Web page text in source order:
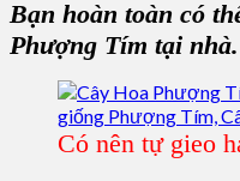
Bạn hoàn toàn có
Phượng Tím tại nhà.
Có nên tự gieo